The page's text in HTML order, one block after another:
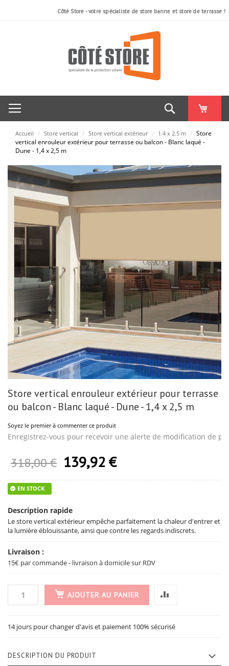
Côté Store - votre spécialiste de store banne et store de terrasse !
Rechercher
Accueil / Store vertical / Store vertical extérieur / 1.4 x 2.5 m / Store
vertical enrouleur extérieur pour terrasse ou balcon - Blanc laqué -
Dune - 1,4 x 2,5 m
Store vertical enrouleur extérieur pour terrasse
ou balcon - Blanc laqué - Dune - 1,4 x 2,5 m
Soyez le premier à commenter ce produit
Enregistrez-vous pour recevoir une alerte de modification de
318,00 € Prix Spécial
139,92 €
EN STOCK
Description rapide
Le store vertical extérieur empêche parfaitement la chaleur d'entrer et
la lumière éblouissante, ainsi que contre les regards indiscrets.
Livraison :
15€ par commande - livraison à domicile sur RDV
AJOUTER AU PANIER
14 jours pour changer d'avis et paiement 100% sécurisé
Skip
to
the
end
images
gallery
to
beginning
the
images
gallery
DESCRIPTION DU PRODUIT